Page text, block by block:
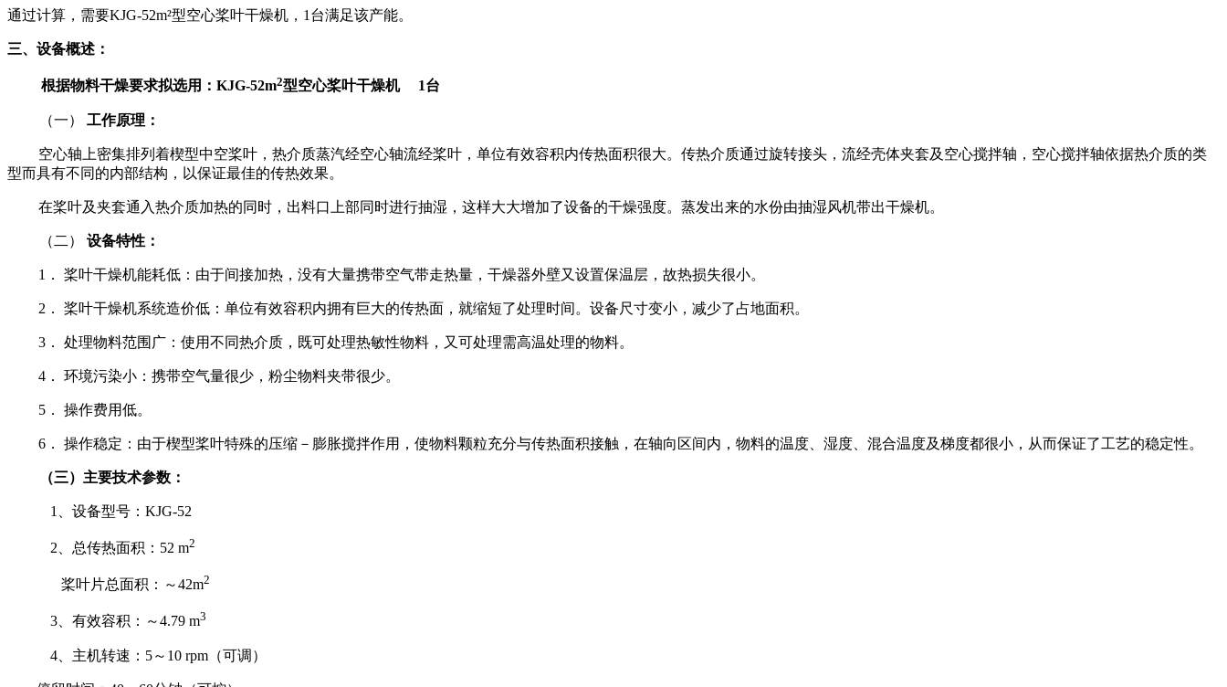
通过计算，需要KJG-52m²型空心桨叶干燥机，1台满足该产能。
三、设备概述 ：
根据物料干燥要求拟选用：KJG-52m2型空心桨叶干燥机 1台
（一） 工作原理：
空心轴上密集排列着楔型中空桨叶，热介质蒸汽经空心轴流经桨叶，单位有效容积内传热面积很大。传热介质通过旋转接头，流经壳体夹套及空心搅拌轴，空心搅拌轴依据热介质的类
型而具有不同的内部结构，以保证最佳的传热效果。
在桨叶及夹套通入热介质加热的同时，出料口上部同时进行抽湿，这样大大增加了设备的干燥强度。蒸发出来的水份由抽湿风机带出干燥机。
（二） 设备特性：
1． 桨叶干燥机能耗低：由于间接加热，没有大量携带空气带走热量，干燥器外壁又设置保温层，故热损失很小。
2． 桨叶干燥机系统造价低：单位有效容积内拥有巨大的传热面，就缩短了处理时间。设备尺寸变小，减少了占地面积。
3． 处理物料范围广：使用不同热介质，既可处理热敏性物料，又可处理需高温处理的物料。
4． 环境污染小：携带空气量很少，粉尘物料夹带很少。
5． 操作费用低。
6． 操作稳定：由于楔型桨叶特殊的压缩－膨胀搅拌作用，使物料颗粒充分与传热面积接触，在轴向区间内，物料的温度、湿度、混合温度及梯度都很小，从而保证了工艺的稳定性。
（三） 主要技术参数：
1、设备型号： KJG-52
2、总传热面积：52 m2
桨叶片总面积：～42m2
3、有效容积：～4.79 m3
4、主机转速：5～10 rpm（可调）